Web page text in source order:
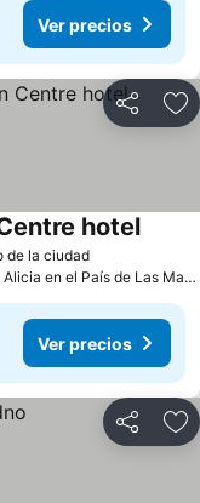
Ver precios
Compartir
de la ciudad
hotel
a 0.9 km de: Centro Alicia en el País de Las Maravillas
Ver precios
Compartir